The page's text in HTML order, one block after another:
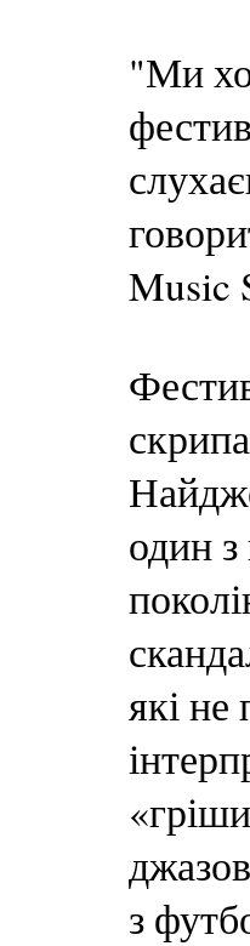
"Ми
Music
один з
які
з